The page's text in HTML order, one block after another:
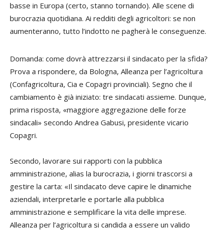
basse in Europa (certo, stanno tornando). Alle scene di
burocrazia quotidiana. Ai redditi degli agricoltori: se non
aumenteranno, tutto l’indotto ne pagherà le conseguenze.
Domanda: come dovrà attrezzarsi il sindacato per la sfida?
Prova a rispondere, da Bologna, Alleanza per l’agricoltura
(Confagricoltura, Cia e Copagri provinciali). Segno che il
cambiamento è già iniziato: tre sindacati assieme. Dunque,
prima risposta, «maggiore aggregazione delle forze
sindacali» secondo Andrea Gabusi, presidente vicario
Copagri.
Secondo, lavorare sui rapporti con la pubblica
amministrazione, alias la burocrazia, i giorni trascorsi a
gestire la carta: «Il sindacato deve capire le dinamiche
aziendali, interpretarle e portarle alla pubblica
amministrazione e semplificare la vita delle imprese.
Alleanza per l’agricoltura si candida a essere un valido